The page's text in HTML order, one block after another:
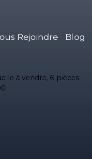
Rejoindre Blog